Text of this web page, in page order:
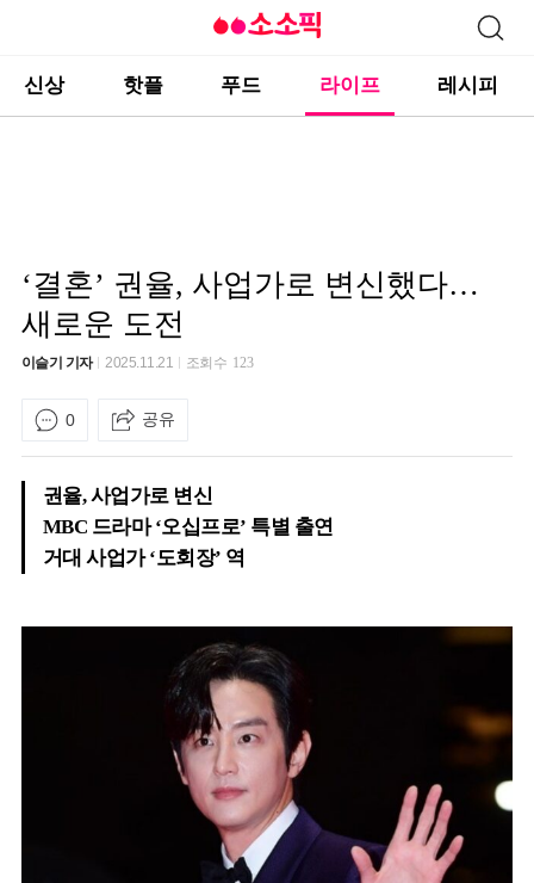
신상 핫플 푸드 라이프 레시피
‘결혼’ 권율, 사업가로 변신했다…
새로운 도전
이슬기 기자 2025.11.21 조회수 123
0 공유
권율, 사업가로 변신
MBC 드라마 ‘오십프로’ 특별 출연
거대 사업가 ‘도회장’ 역